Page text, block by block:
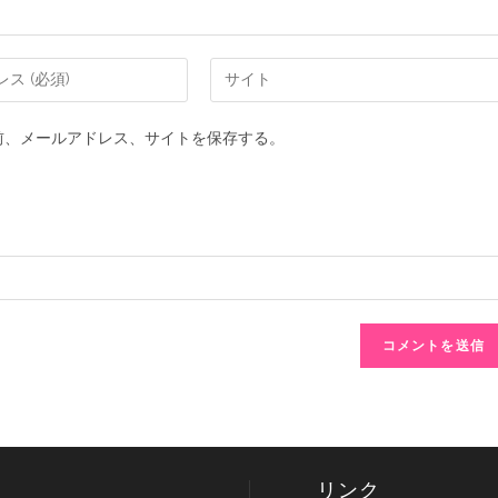
メールアドレス、サイトを保存する。
リンク